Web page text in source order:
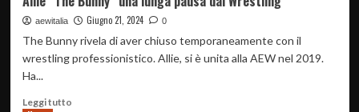
AEW-
Shane
McMahon
possibilità
meno
aewitalia Giugno 21, 2024 0
The Bunny rivela di aver chiuso temporaneamente con il
wrestling professionistico. Allie, si è unita alla AEW nel 2019.
Ha...
Leggi tuttoLeggi